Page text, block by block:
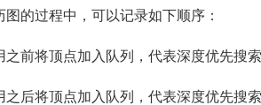
的过程中，可以记录如下顺序：
前将顶点加入队列，代表深度优先搜
之后将顶点加入队列，代表深度优先搜